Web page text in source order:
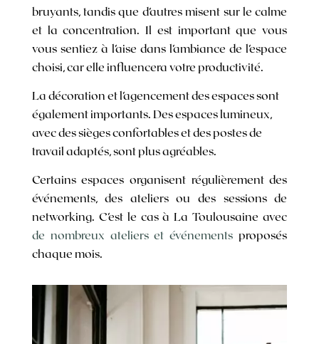
bruyants, tandis que d’autres misent sur le calme
et la concentration. Il est important que vous
vous sentiez à l’aise dans l’ambiance de l’espace
choisi, car elle influencera votre productivité.
La décoration et l’agencement des espaces sont
également importants. Des espaces lumineux,
avec des sièges confortables et des postes de
travail adaptés, sont plus agréables.
Certains espaces organisent régulièrement des
événements, des ateliers ou des sessions de
networking. C’est le cas à La Toulousaine avec
de nombreux ateliers et événements proposés
chaque mois.